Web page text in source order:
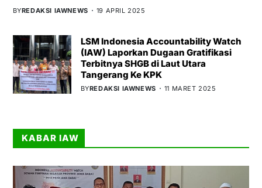
BYREDAKSI IAWNEWS 19 APRIL 2025
LSM Indonesia Accountability Watch
(IAW) Laporkan Dugaan Gratifikasi
Terbitnya SHGB di Laut Utara
Tangerang Ke KPK
BYREDAKSI IAWNEWS 11 MARET 2025
KABAR IAW